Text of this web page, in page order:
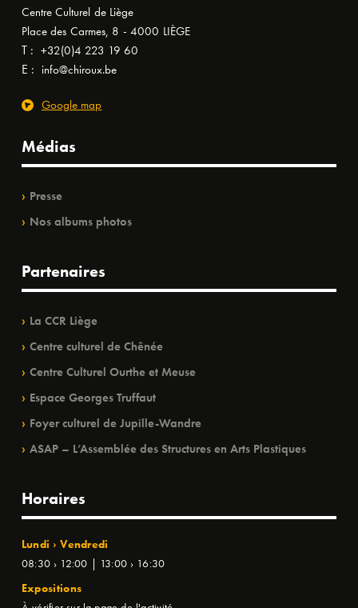
Centre Culturel de Liège
Place des Carmes, 8 - 4000 LIÈGE
T : +32(0)4 223 19 60
E : info@chiroux.be
Google map
Médias
Presse
Nos albums photos
Partenaires
La CCR Liège
Centre culturel de Chênée
Centre Culturel Ourthe et Meuse
Espace Georges Truffaut
Foyer culturel de Jupille-Wandre
ASAP – L’Assemblée des Structures en Arts Plastiques
Horaires
Lundi › Vendredi
08:30 › 12:00 | 13:00 › 16:30
Expositions